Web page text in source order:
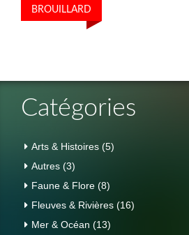
BROUILLARD
Catégories
Arts & Histoires (5)
Autres (3)
Faune & Flore (8)
Fleuves & Rivières (16)
Mer & Océan (13)